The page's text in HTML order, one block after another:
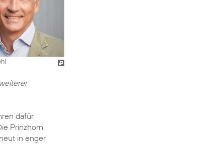
dafür
Prinzhorn
in enger